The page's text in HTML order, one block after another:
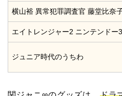
横山裕 異常犯罪調査官 藤堂比奈
エイトレンジャー2 ニンテンドー
ジュニア時代のうちわ